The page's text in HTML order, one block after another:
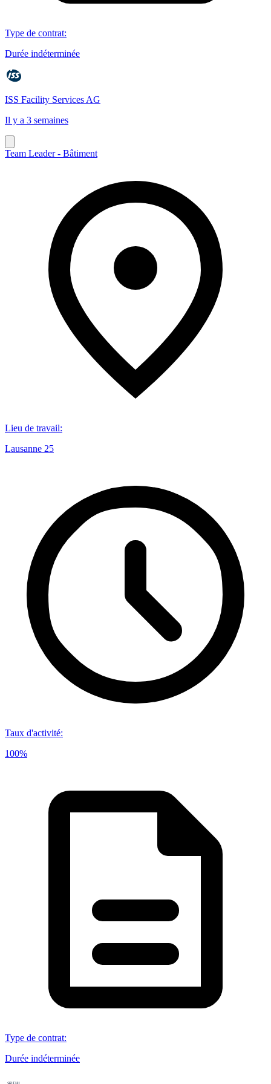
Type de contrat:
Durée indéterminée
ISS Facility Services AG
Il y a 3 semaines
Team Leader - Bâtiment
Lieu de travail:
Lausanne 25
Taux d'activité:
100%
Type de contrat:
Durée indéterminée